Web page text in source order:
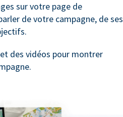
sur votre page de
de votre campagne, de ses
des vidéos pour montrer